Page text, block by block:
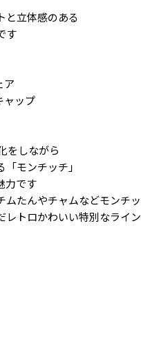
と立体感のある
す
ア
ャップ
をしながら
モンチッチ」
力です
たんやチャムなどモンチ
トロかわいい特別なライ